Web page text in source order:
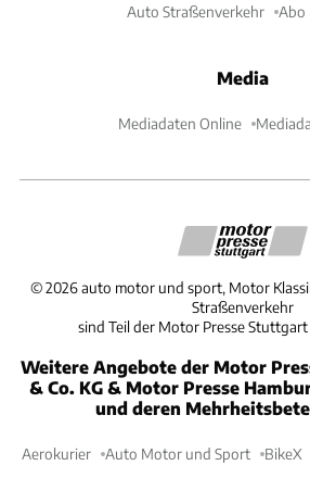
Auto Straßenverkehr Abo
Media
Mediadaten Online
©2026 auto motor und sport, Motor
Straßenverkehr
sind Teil der Motor Presse Stuttgart
Weitere Angebote der Motor
& Co. KG & Motor Presse
und deren
Aerokurier Auto Motor und Sport BikeX